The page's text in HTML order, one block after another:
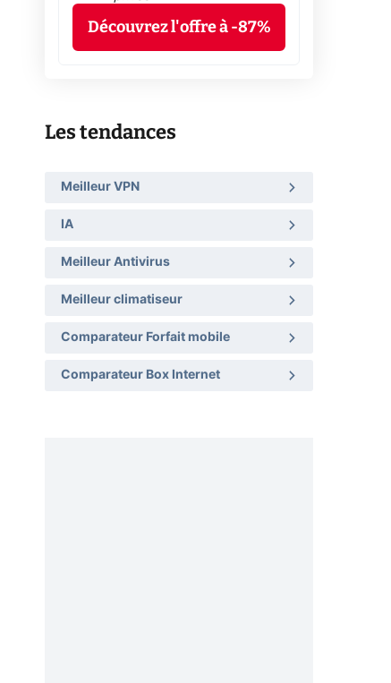
Découvrez l'offre à -87%
Les tendances
Meilleur VPN
IA
Meilleur Antivirus
Meilleur climatiseur
Comparateur Forfait mobile
Comparateur Box Internet